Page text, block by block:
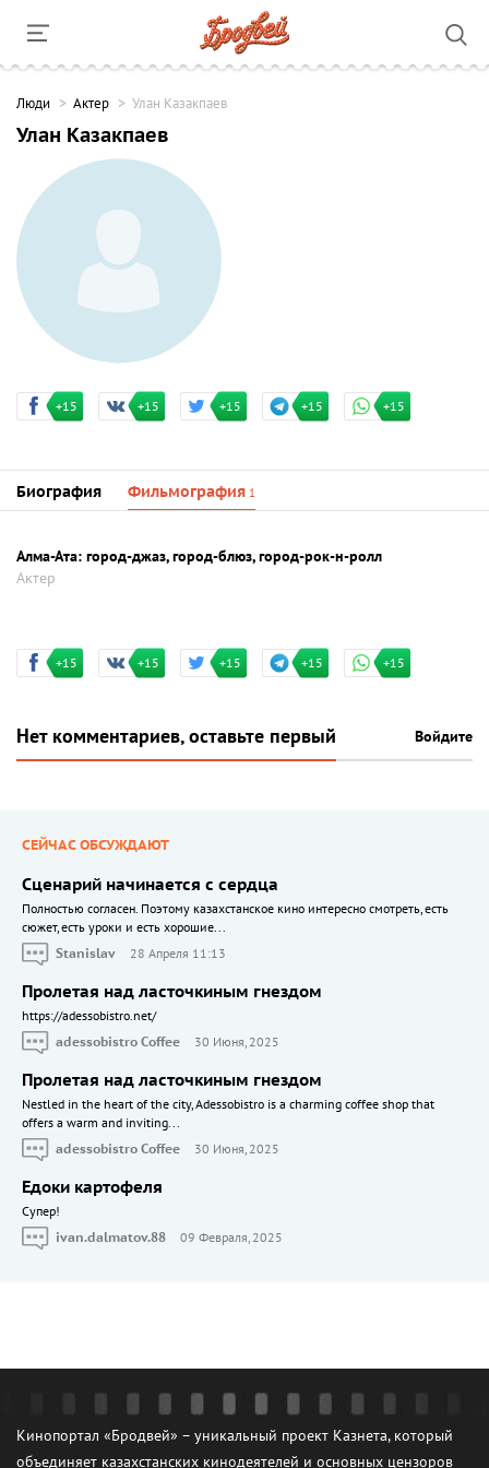
Люди Актер Улан Казакпаев
Улан Казакпаев
+15 +15 +15 +15 +15
Биография Фильмография 1
Алма-Ата: город-джаз, город-блюз, город-рок-н-ролл
Актер
+15 +15 +15 +15 +15
Нет комментариев, оставьте первый Войдите
СЕЙЧАС ОБСУЖДАЮТ
Сценарий начинается с сердца
Полностью согласен. Поэтому казахстанское кино интересно смотреть, есть
сюжет, есть уроки и есть хорошие...
Stanislav
28 Апреля 11:13
Пролетая над ласточкиным гнездом
https://adessobistro.net/
adessobistro Coffee
30 Июня, 2025
Пролетая над ласточкиным гнездом
Nestled in the heart of the city, Adessobistro is a charming coffee shop that
offers a warm and inviting...
adessobistro Coffee
30 Июня, 2025
Едоки картофеля
Cупер!
ivan.dalmatov.88
09 Февраля, 2025
Кинопортал «Бродвей» – уникальный проект Казнета, который
объединяет казахстанских кинодеятелей и основных цензоров